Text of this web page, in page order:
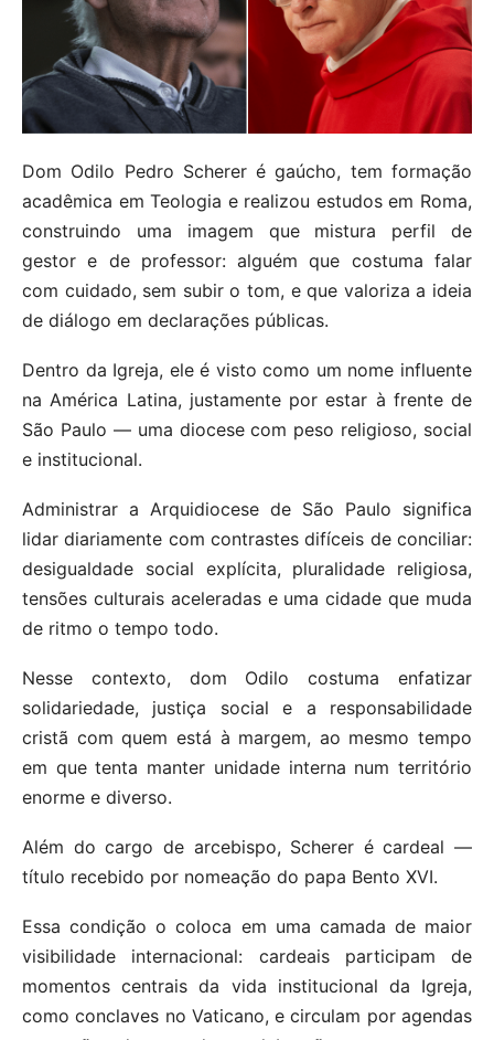
Dom Odilo Pedro Scherer é gaúcho, tem formação
acadêmica em Teologia e realizou estudos em Roma,
construindo uma imagem que mistura perfil de
gestor e de professor: alguém que costuma falar
com cuidado, sem subir o tom, e que valoriza a ideia
de diálogo em declarações públicas.
Dentro da Igreja, ele é visto como um nome influente
na América Latina, justamente por estar à frente de
São Paulo — uma diocese com peso religioso, social
e institucional.
Administrar a Arquidiocese de São Paulo significa
lidar diariamente com contrastes difíceis de conciliar:
desigualdade social explícita, pluralidade religiosa,
tensões culturais aceleradas e uma cidade que muda
de ritmo o tempo todo.
Nesse contexto, dom Odilo costuma enfatizar
solidariedade, justiça social e a responsabilidade
cristã com quem está à margem, ao mesmo tempo
em que tenta manter unidade interna num território
enorme e diverso.
Além do cargo de arcebispo, Scherer é cardeal —
título recebido por nomeação do papa Bento XVI.
Essa condição o coloca em uma camada de maior
visibilidade internacional: cardeais participam de
momentos centrais da vida institucional da Igreja,
como conclaves no Vaticano, e circulam por agendas